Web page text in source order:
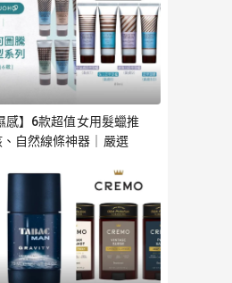
感】6款超值女用髮蠟推
自然線條神器｜嚴選